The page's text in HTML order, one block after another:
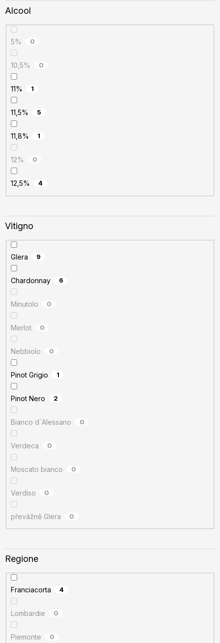
Alcool
5% 0
10,5% 0
11% 1
11,5% 5
11,8% 1
12% 0
12,5% 4
Vitigno
Glera 9
Chardonnay 6
Minutolo 0
Merlot 0
Nebbiolo 0
Pinot Grigio 1
Pinot Nero 2
Bianco d´Alessano 0
Verdeca 0
Moscato bianco 0
Verdiso 0
převážně Glera 0
Regione
Franciacorta 4
Lombardie 0
Piemonte 0